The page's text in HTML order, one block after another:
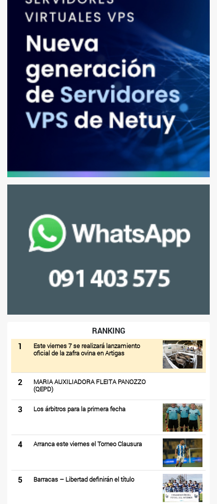
RANKING
1
Este viernes 7 se realizará lanzamiento
oficial de la zafra ovina en Artigas
2
MARIA AUXILIADORA FLEITA PANOZZO
(QEPD)
3 Los árbitros para la primera fecha
4 Arranca este viernes el Torneo Clausura
5 Barracas – Libertad definirán el título